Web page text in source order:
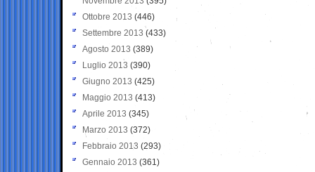
Ottobre 2013 (446)
Settembre 2013 (433)
Agosto 2013 (389)
Luglio 2013 (390)
Giugno 2013 (425)
Maggio 2013 (413)
Aprile 2013 (345)
Marzo 2013 (372)
Febbraio 2013 (293)
Gennaio 2013 (361)